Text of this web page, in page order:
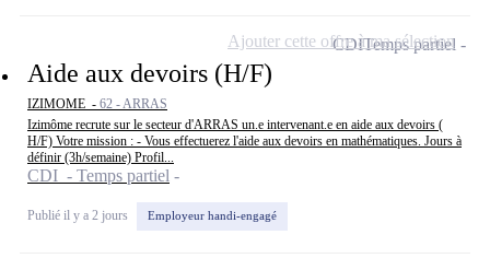
Aide aux devoirs (H/F)
IZIMOME - 62 - ARRAS
Izimôme recrute sur le secteur d'ARRAS un.e intervenant.e en aide aux devoirs (
H/F) Votre mission : - Vous effectuerez l'aide aux devoirs en mathématiques. Jours à
définir (3h/semaine) Profil...
CDI - Temps partiel
Publié il y a 2 jours Employeur handi-engagé
CDITemps partiel
Ajouter cette offre à ma sélection